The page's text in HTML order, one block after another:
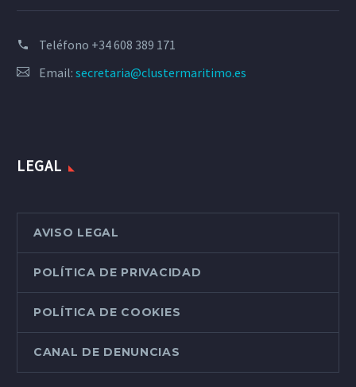
Teléfono +34 608 389 171
Email: secretaria@clustermaritimo.es
LEGAL
AVISO LEGAL
POLÍTICA DE PRIVACIDAD
POLÍTICA DE COOKIES
CANAL DE DENUNCIAS